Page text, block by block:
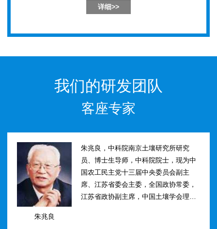
详细>>
我们的研发团队
客座专家
朱兆良
朱兆良，中科院南京土壤研究所研究
员、博士生导师，中科院院士，现为中
国农工民主党十三届中央委员会副主
席、江苏省委会主委，全国政协常委，
江苏省政协副主席，中国土壤学会理事